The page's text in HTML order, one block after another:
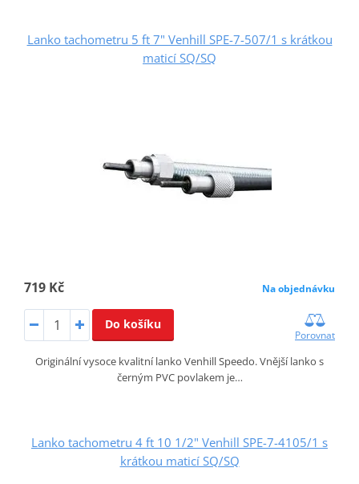
Lanko tachometru 5 ft 7" Venhill SPE-7-507/1 s krátkou
maticí SQ/SQ
719 Kč Na objednávku
Do košíku
Porovnat
Originální vysoce kvalitní lanko Venhill Speedo. Vnější lanko s
černým PVC povlakem je…
Lanko tachometru 4 ft 10 1/2" Venhill SPE-7-4105/1 s
krátkou maticí SQ/SQ